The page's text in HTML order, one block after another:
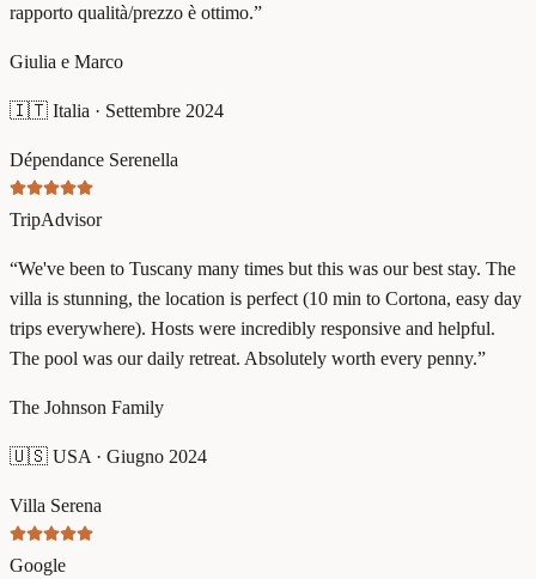
rapporto qualità/prezzo è ottimo.”
Giulia e Marco
🇮🇹 Italia · Settembre 2024
Dépendance Serenella
TripAdvisor
“We've been to Tuscany many times but this was our best stay. The
villa is stunning, the location is perfect (10 min to Cortona, easy day
trips everywhere). Hosts were incredibly responsive and helpful.
The pool was our daily retreat. Absolutely worth every penny.”
The Johnson Family
🇺🇸 USA · Giugno 2024
Villa Serena
Google